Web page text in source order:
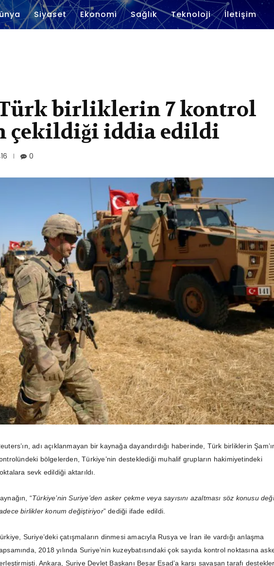
Siyaset Ekonomi Sağlık Teknoloji İletişim
Türk birliklerin 7 kontrol
çekildiği iddia edildi
0
adı açıklanmayan bir kaynağa dayandırdığı haberinde, Türk birliklerin
bölgelerden, Türkiye’nin desteklediği muhalif grupların hakimiyetindeki
sevk edildiği aktarıldı.
“Türkiye’nin Suriye’den asker çekme veya sayısını azaltması söz konusu
birlikler konum değiştiriyor” dediği ifade edildi.
Suriye’deki çatışmaların dinmesi amacıyla Rusya ve İran ile vardığı anlaşma
2018 yılında Suriye’nin kuzeybatısındaki çok sayıda kontrol noktasına
Ankara, Suriye Devlet Başkanı Beşar Esad’a karşı savaşan tarafı